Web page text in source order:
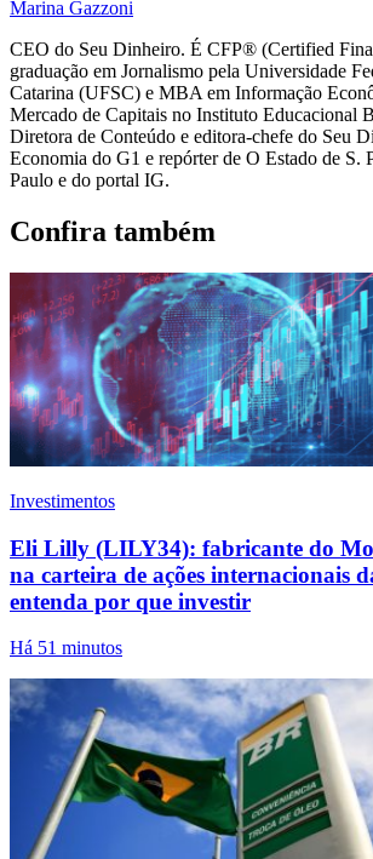
Marina Gazzoni
CEO do Seu Dinheiro. É CFP® (Certified
graduação em Jornalismo pela Universidade
Catarina (UFSC) e MBA em Informação
Mercado de Capitais no Instituto Educacional
Diretora de Conteúdo e editora-chefe do Seu
Economia do G1 e repórter de O Estado de S.
Paulo e do portal IG.
Confira também
Investimentos
Eli Lilly (LILY34): fabricante do
na carteira de ações internacionais
entenda por que investir
Há 51 minutos